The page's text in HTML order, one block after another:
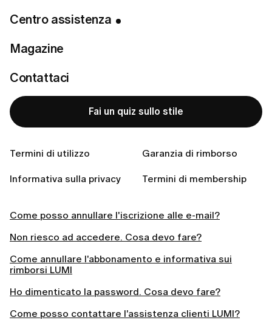
Centro assistenza
Magazine
Contattaci
Fai un quiz sullo stile
Termini di utilizzo Garanzia di rimborso
Informativa sulla privacy Termini di membership
dell'e-mail per garantire la massima protezione.
Related articles
Come accedere all'app LUMI
La mia email è già registrata. Cosa significa?
Come posso annullare l'iscrizione alle e-mail?
Non riesco ad accedere. Cosa devo fare?
Come annullare l'abbonamento e informativa sui
rimborsi LUMI
Ho dimenticato la password. Cosa devo fare?
Come posso contattare l'assistenza clienti LUMI?